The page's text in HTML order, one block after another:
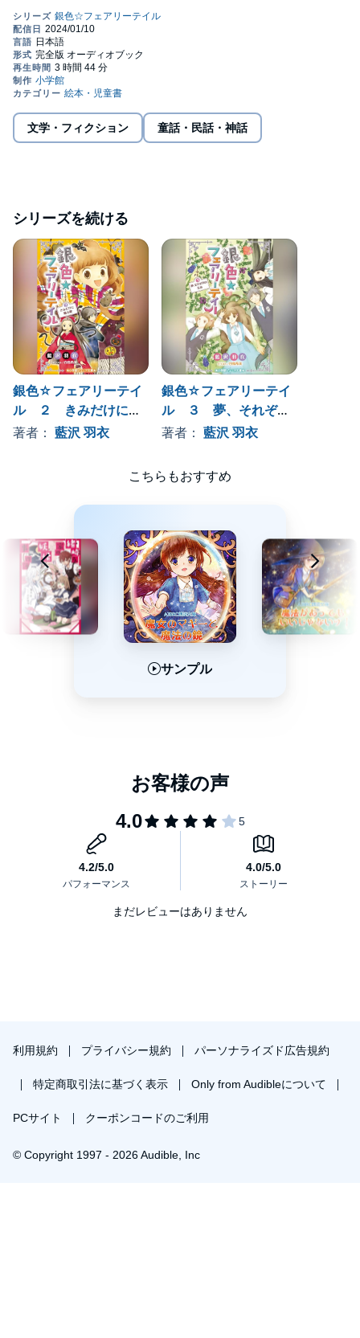
状況を把握できない愛のもとに、尤が助けにやってきた。で
も、なぜだか犬のような尻尾と耳が生えていて･･････。 もしか
して尤の特殊能力って、狼男ってこと！？
一体、尤と愛はこのピンチを逃れられるのか！？
そして、闇の組織の本当の目的とは？
ー。©2016 Ue Aizawa (P)小学館
文学・フィクション 童話・民話・神話
シリーズを続ける
銀色☆フェアリーテイ
ル ２ きみだけに贈
る歌（小学館ジュニア
著者： 藍沢 羽衣
銀色☆フェアリーテイ
ル ３ 夢、それぞれ
の未来（小学館ジュニ
著者： 藍沢 羽衣
こちらもおすすめ
サンプル
まだレビューはありません
利用規約 プライバシー規約 パーソナライズド広告規約
特定商取引法に基づく表示 Only from Audibleについて
PCサイト クーポンコードのご利用
© Copyright 1997 - 2026 Audible, Inc